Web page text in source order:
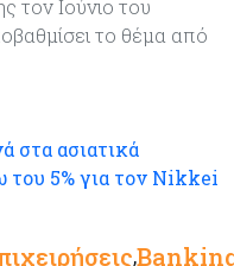
τον Ιούνιο του
το θέμα από
στα ασιατικά
του 5% για τον Nikkei
,